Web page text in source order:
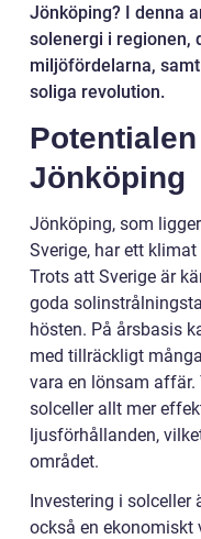
Jönköping? I denna
solenergi i regionen,
miljöfördelarna,
soliga revolution.
Jönköping
Jönköping, som
Sverige, har ett
Trots att Sverige är
goda
hösten. På årsbasis
med tillräckligt
vara en lönsam
solceller allt mer
ljusförhållanden,
området.
Investering i solceller
också en ekonomiskt